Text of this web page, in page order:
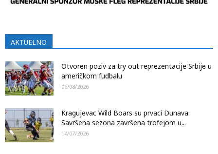
AKTUELNO
Otvoren poziv za try out reprezentacije Srbije u
američkom fudbalu
06/08/2026
Kragujevac Wild Boars su prvaci Dunava:
Savršena sezona završena trofejom u...
14/07/2026